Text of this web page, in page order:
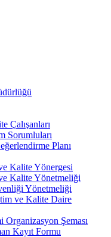
Çalışanları
Sorumluları
Planı
Kalite Yönergesi
Kalite Yönetmeliği
Yönetmeliği
ve Kalite Daire
Şeması
Kayıt Formu